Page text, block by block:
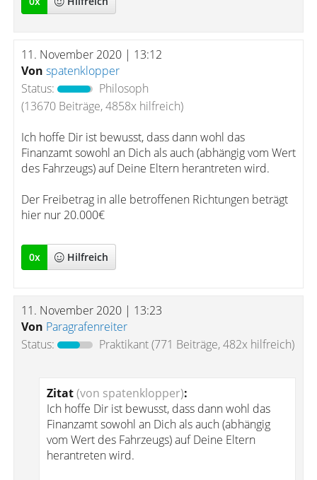
11. November 2020 | 13:12
Von spatenklopper
Status:
Philosoph
(13670 Beiträge, 4858x hilfreich)
Ich hoffe Dir ist bewusst, dass dann wohl das
Finanzamt sowohl an Dich als auch (abhängig vom Wert
des Fahrzeugs) auf Deine Eltern herantreten wird.
Der Freibetrag in alle betroffenen Richtungen beträgt
hier nur 20.000€
0x Hilfreich
11. November 2020 | 13:23
Von Paragrafenreiter
Status:
Praktikant(771 Beiträge, 482x hilfreich)
Zitat(von spatenklopper):
Ich hoffe Dir ist bewusst, dass dann wohl das
Finanzamt sowohl an Dich als auch (abhängig
vom Wert des Fahrzeugs) auf Deine Eltern
herantreten wird.